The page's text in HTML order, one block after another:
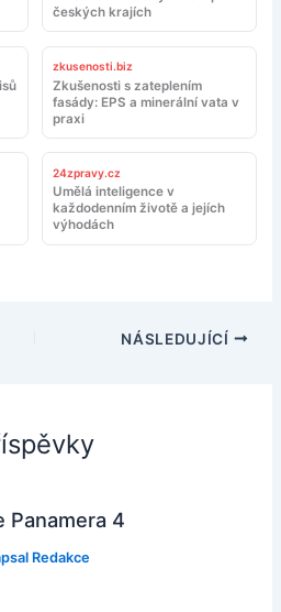
českých krajích
zkusenosti.biz
Zkušenosti s zateplením
fasády: EPS a minerální vata v
praxi
24zpravy.cz
Umělá inteligence v
každodenním životě a jejích
výhodách
NÁSLEDUJÍCÍ
Panamera 4
Redakce